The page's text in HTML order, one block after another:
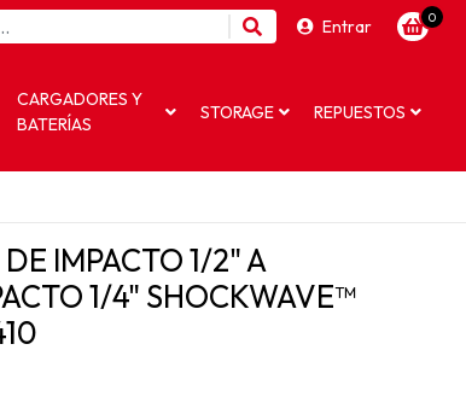
Entrar 0
CARGADORES Y
BATERÍAS
STORAGE REPUESTOS
IMPACTO 1/2" A
1/4" SHOCKWAVE™